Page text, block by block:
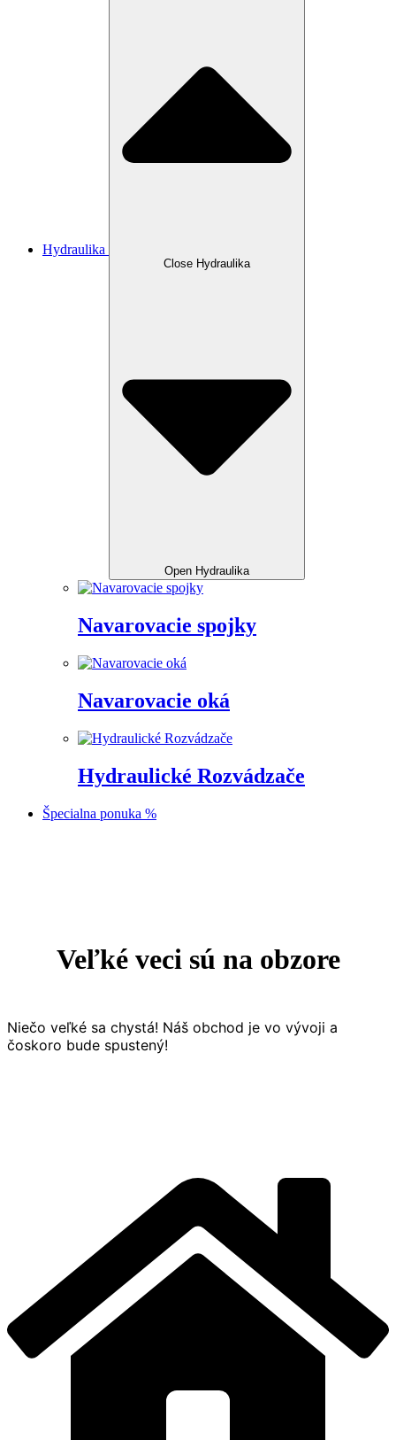
Hydraulika
Close Hydraulika
Open Hydraulika
Navarovacie spojky
Navarovacie oká
Hydraulické Rozvádzače
Špecialna ponuka %
Veľké veci sú na obzore
Niečo veľké sa chystá! Náš obchod je vo vývoji a
čoskoro bude spustený!